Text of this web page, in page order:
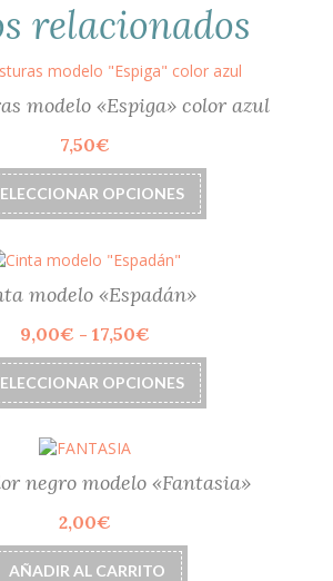
relacionados
modelo «Espiga» color azul
7,50€
OPCIONES
Este
producto
tiene
pueden
elegir
en
producto
modelo «Espadán»
9,00€ - 17,50€Rango
de
precios:
desde
OPCIONES
Este
producto
tiene
Las
negro modelo «Fantasia»
2,00€
AÑADIR AL CARRITO